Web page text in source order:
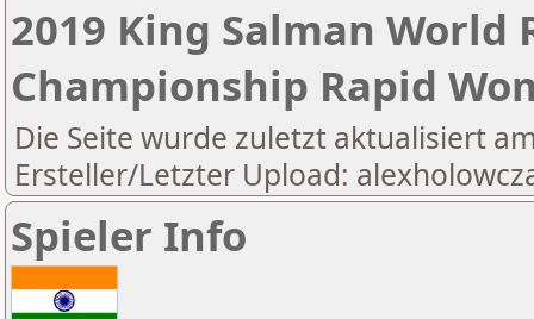
2019 King Salman World
Championship Rapid
Die Seite wurde zuletzt aktualisiert
Ersteller/Letzter Upload:
Spieler Info